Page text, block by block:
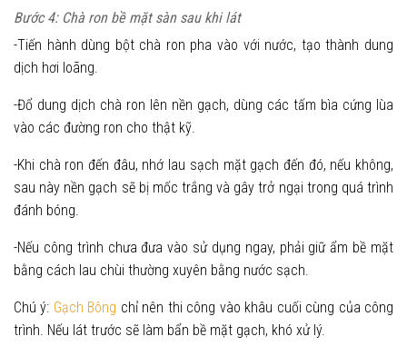
Bước 4: Chà ron bề mặt sàn sau khi lát
-Tiến hành dùng bột chà ron pha vào với nước, tạo thành dung
dịch hơi loãng.
-Đổ dung dịch chà ron lên nền gạch, dùng các tấm bìa cứng lùa
vào các đường ron cho thật kỹ.
-Khi chà ron đến đâu, nhớ lau sạch mặt gạch đến đó, nếu không,
sau này nền gạch sẽ bị mốc trắng và gây trở ngại trong quá trình
đánh bóng.
-Nếu công trình chưa đưa vào sử dụng ngay, phải giữ ẩm bề mặt
bằng cách lau chùi thường xuyên bằng nước sạch.
Chú ý: Gạch Bông chỉ nên thi công vào khâu cuối cùng của công
trình. Nếu lát trước sẽ làm bẩn bề mặt gạch, khó xử lý.